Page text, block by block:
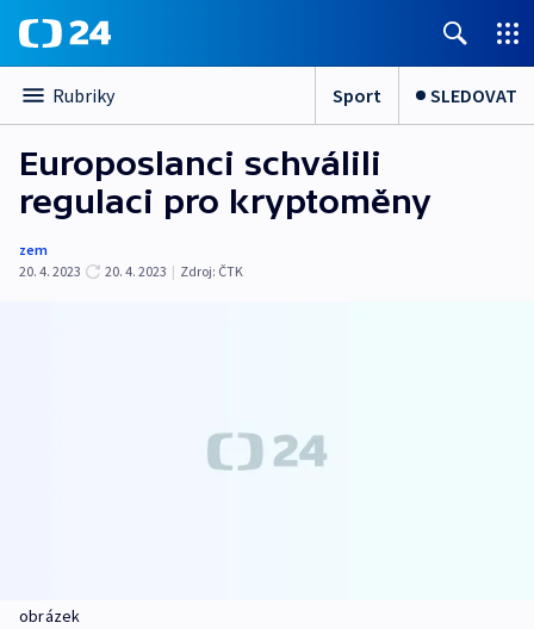
Rubriky Sport SLEDOVAT
Europoslanci schválili
regulaci pro kryptoměny
zem
20. 4. 2023
20. 4. 2023 | Zdroj: ČTK
obrázek